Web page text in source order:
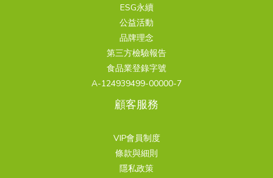
ESG永續
公益活動
品牌理念
第三方檢驗報告
食品業登錄字號
A-124939499-00000-7
顧客服務
VIP會員制度
條款與細則
隱私政策